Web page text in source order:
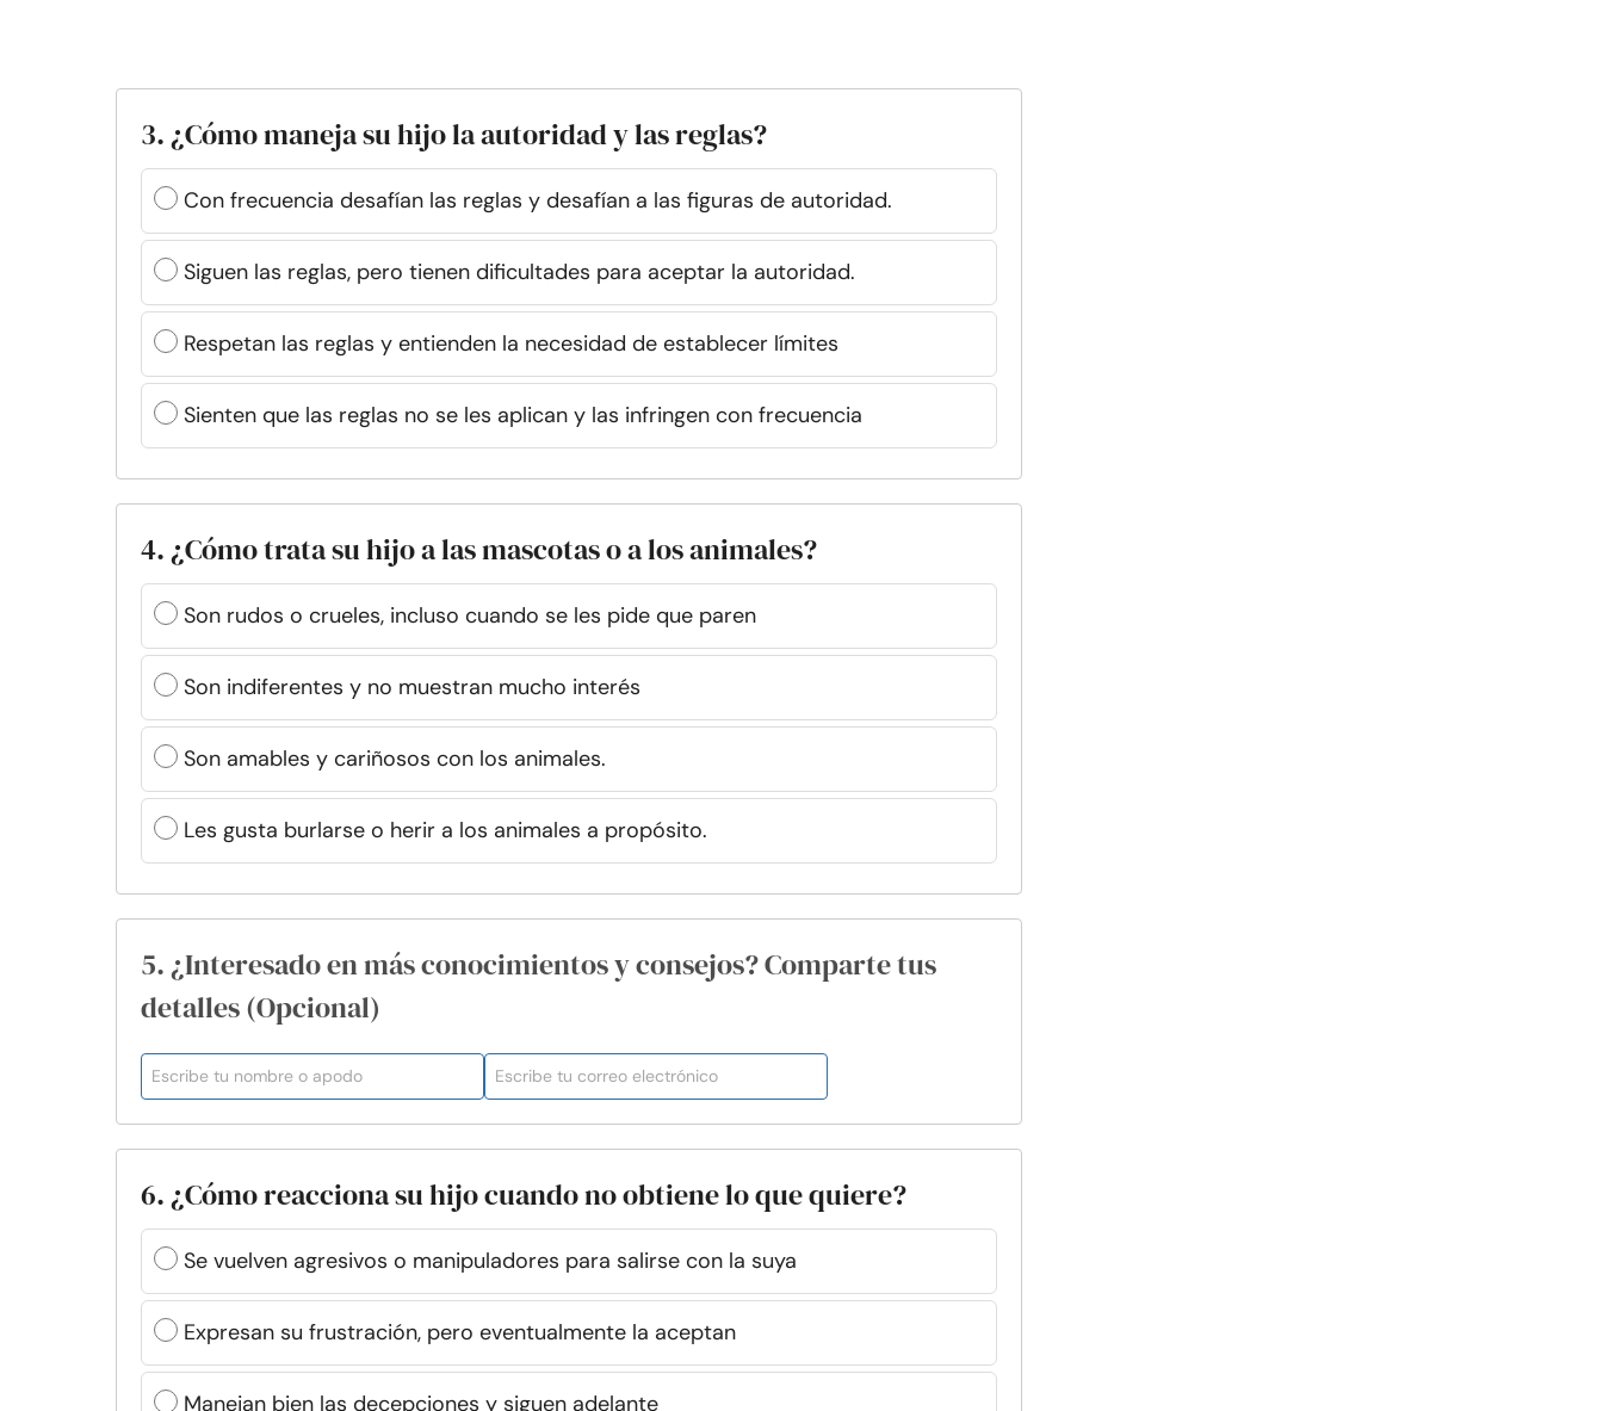
3. ¿Cómo maneja su hijo la autoridad y las reglas?
Con frecuencia desafían las reglas y desafían a las figuras de autoridad.
Siguen las reglas, pero tienen dificultades para aceptar la autoridad.
Respetan las reglas y entienden la necesidad de establecer límites
Sienten que las reglas no se les aplican y las infringen con frecuencia
4. ¿Cómo trata su hijo a las mascotas o a los animales?
Son rudos o crueles, incluso cuando se les pide que paren
Son indiferentes y no muestran mucho interés
Son amables y cariñosos con los animales.
Les gusta burlarse o herir a los animales a propósito.
5. ¿Interesado en más conocimientos y consejos? Comparte tus
detalles (Opcional)
6. ¿Cómo reacciona su hijo cuando no obtiene lo que quiere?
Se vuelven agresivos o manipuladores para salirse con la suya
Expresan su frustración, pero eventualmente la aceptan
Manejan bien las decepciones y siguen adelante